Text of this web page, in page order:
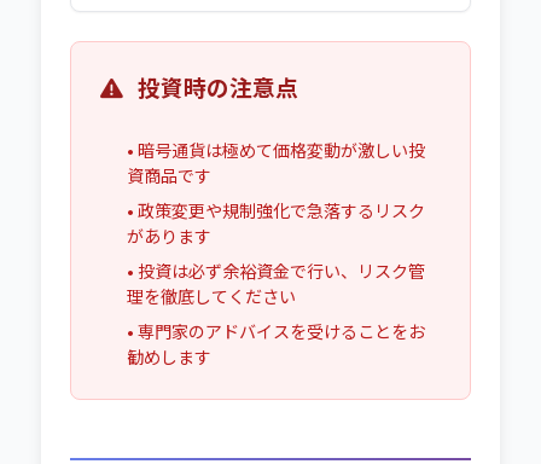
投資時の注意点
• 暗号通貨は極めて価格変動が激しい投
資商品です
• 政策変更や規制強化で急落するリスク
があります
• 投資は必ず余裕資金で行い、リスク管
理を徹底してください
• 専門家のアドバイスを受けることをお
勧めします